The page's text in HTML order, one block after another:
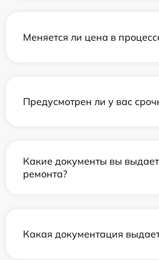
Меняется ли цена в
Предусмотрен ли у вас
Какие документы вы
ремонта?
Какая документация